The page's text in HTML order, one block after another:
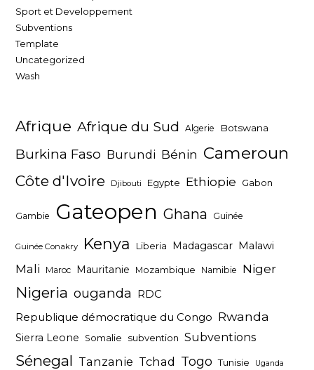
Sport et Developpement
Subventions
Template
Uncategorized
Wash
Afrique Afrique du Sud Algerie Botswana
Burkina Faso Burundi Bénin Cameroun
Côte d'Ivoire Djibouti Egypte Ethiopie Gabon
Gambie Gateopen Ghana Guinée
Guinée Conakry Kenya Liberia Madagascar Malawi
Mali Maroc Mauritanie Mozambique Namibie Niger
Nigeria ouganda
RDC
Republique démocratique du Congo Rwanda
Sierra Leone Somalie subvention Subventions
Sénegal Tanzanie Tchad Togo Tunisie Uganda